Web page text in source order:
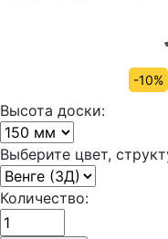
-10%
Высота доски:
Выберите цвет,
Количество: